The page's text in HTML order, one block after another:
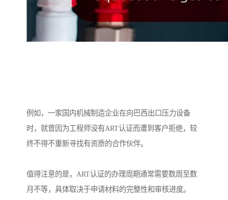
例如，一家国内机械制造企业在向巴西出口压力设备
时，就曾因为工程师没有ART认证而遭到客户拒绝，较
终不得不重新寻找有资质的合作伙伴。
值得注意的是，ART认证的办理周期通常需要数周至数
月不等，具体取决于申请材料的完整性和审核进度。